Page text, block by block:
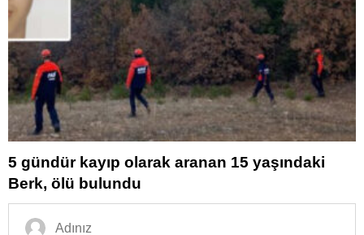
5 gündür kayıp olarak aranan 15 yaşındaki
Berk, ölü bulundu